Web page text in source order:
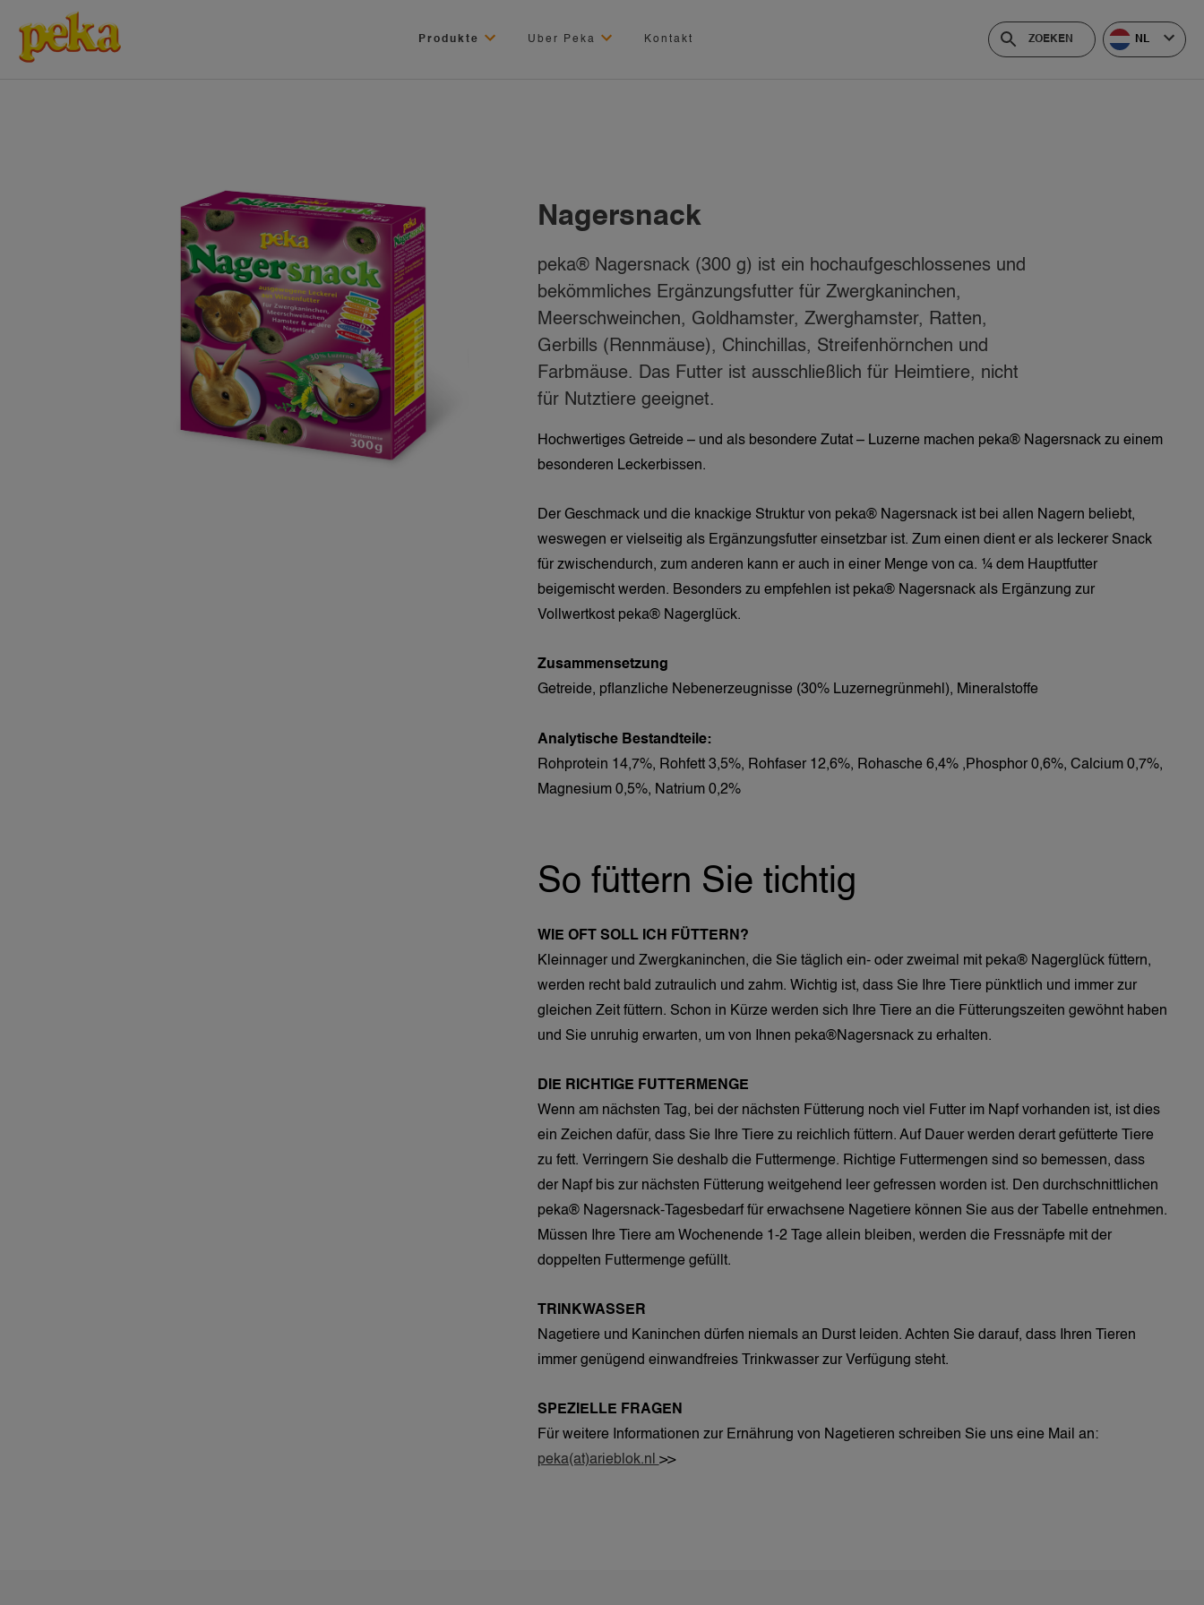
Produkte Uber Peka Kontakt NL
Nagersnack
peka® Nagersnack (300 g) ist ein hochaufgeschlossenes und
bekömmliches Ergänzungsfutter für Zwergkaninchen,
Meerschweinchen, Goldhamster, Zwerghamster, Ratten,
Gerbills (Rennmäuse), Chinchillas, Streifenhörnchen und
Farbmäuse. Das Futter ist ausschließlich für Heimtiere, nicht
für Nutztiere geeignet.
Hochwertiges Getreide – und als besondere Zutat – Luzerne machen peka® Nagersnack zu einem
besonderen Leckerbissen.
Der Geschmack und die knackige Struktur von peka® Nagersnack ist bei allen Nagern beliebt,
weswegen er vielseitig als Ergänzungsfutter einsetzbar ist. Zum einen dient er als leckerer Snack
für zwischendurch, zum anderen kann er auch in einer Menge von ca. ¼ dem Hauptfutter
beigemischt werden. Besonders zu empfehlen ist peka® Nagersnack als Ergänzung zur
Vollwertkost peka® Nagerglück.
Zusammensetzung
Getreide, pflanzliche Nebenerzeugnisse (30% Luzernegrünmehl), Mineralstoffe
Analytische Bestandteile:
Rohprotein 14,7%, Rohfett 3,5%, Rohfaser 12,6%, Rohasche 6,4% ,Phosphor 0,6%, Calcium 0,7%,
Magnesium 0,5%, Natrium 0,2%
So füttern Sie tichtig
WIE OFT SOLL ICH FÜTTERN?
Kleinnager und Zwergkaninchen, die Sie täglich ein- oder zweimal mit peka® Nagerglück füttern,
werden recht bald zutraulich und zahm. Wichtig ist, dass Sie Ihre Tiere pünktlich und immer zur
gleichen Zeit füttern. Schon in Kürze werden sich Ihre Tiere an die Fütterungszeiten gewöhnt haben
und Sie unruhig erwarten, um von Ihnen peka®Nagersnack zu erhalten.
DIE RICHTIGE FUTTERMENGE
Wenn am nächsten Tag, bei der nächsten Fütterung noch viel Futter im Napf vorhanden ist, ist dies
ein Zeichen dafür, dass Sie Ihre Tiere zu reichlich füttern. Auf Dauer werden derart gefütterte Tiere
zu fett. Verringern Sie deshalb die Futtermenge. Richtige Futtermengen sind so bemessen, dass
der Napf bis zur nächsten Fütterung weitgehend leer gefressen worden ist. Den durchschnittlichen
peka® Nagersnack-Tagesbedarf für erwachsene Nagetiere können Sie aus der Tabelle entnehmen.
Müssen Ihre Tiere am Wochenende 1-2 Tage allein bleiben, werden die Fressnäpfe mit der
doppelten Futtermenge gefüllt.
TRINKWASSER
Nagetiere und Kaninchen dürfen niemals an Durst leiden. Achten Sie darauf, dass Ihren Tieren
immer genügend einwandfreies Trinkwasser zur Verfügung steht.
SPEZIELLE FRAGEN
Für weitere Informationen zur Ernährung von Nagetieren schreiben Sie uns eine Mail an:
peka(at)arieblok.nl >>